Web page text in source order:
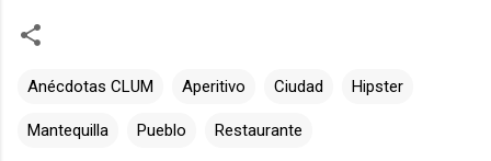
Anécdotas CLUM Aperitivo Ciudad Hipster
Mantequilla Pueblo Restaurante